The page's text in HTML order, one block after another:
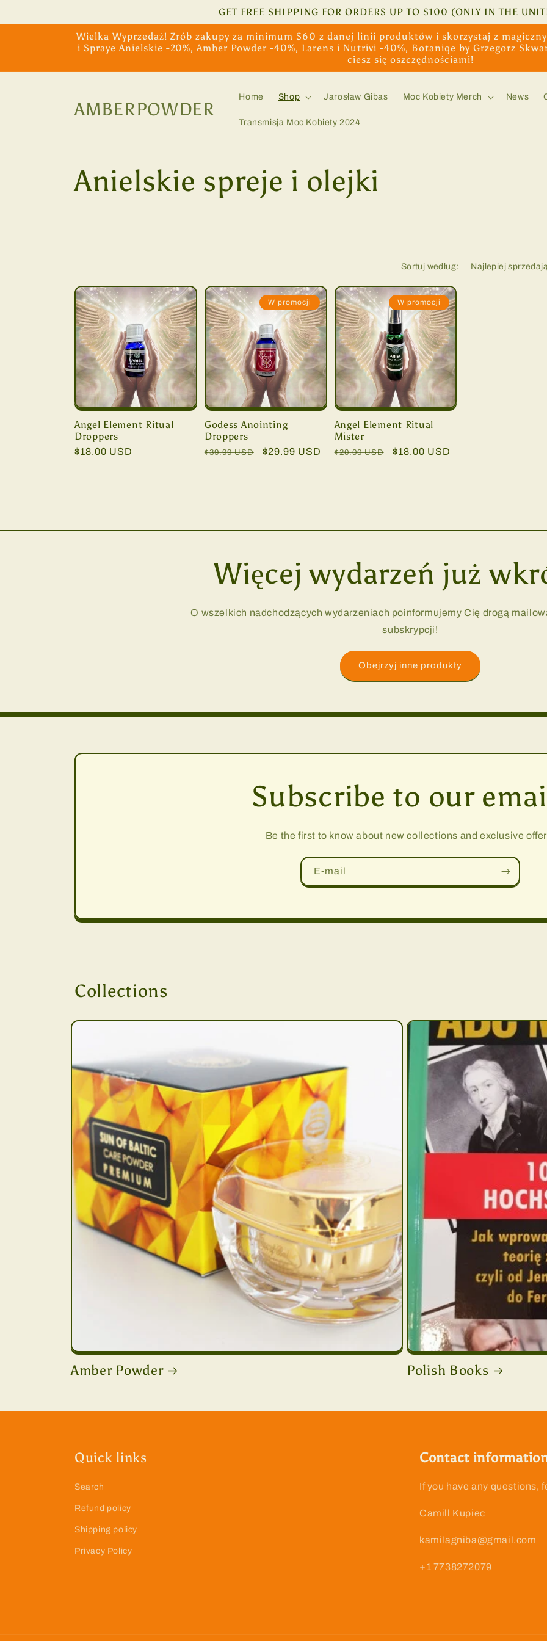
treści
GET FREE SHIPPING FOR ORDERS UP TO $100 (ONLY IN THE
Wielka Wyprzedaż! Zrób zakupy za minimum $60 z danej linii produktów i skorzystaj z
i Spraye Anielskie -20%, Amber Powder -40%, Larens i Nutrivi -40%, Botaniqe by Grzegorz
ciesz się oszczędnościami!
AMBERPOWDER
Home Shop Jarosław Gibas Moc Kobiety Merch News
Transmisja Moc Kobiety 2024
K
e
k
c
j
a
Anielskie spreje i olejki
Sortuj według:
Angel Element Ritual
Droppers
Cena
$18.00 USD
W promocji
Godess Anointing
Droppers
Cena
$39.99 USD
Cena
$29.99 USD
W promocji
Angel Element Ritual
Mister
Cena
$20.00 USD
Cena
$18.00 USD
Więcej wydarzeń już
O wszelkich nadchodzących wydarzeniach poinformujemy Cię drogą
subskrypcji!
Obejrzyj inne produkty
Subscribe to our
Be the first to know about new collections and exclusive
E-mail
Collections
Amber Powder Polish Books
Quick links
Search
Refund policy
Shipping policy
Privacy Policy
Contact
If you have any questions,
Camill Kupiec
kamilagniba@gmail.com
+1 7738272079